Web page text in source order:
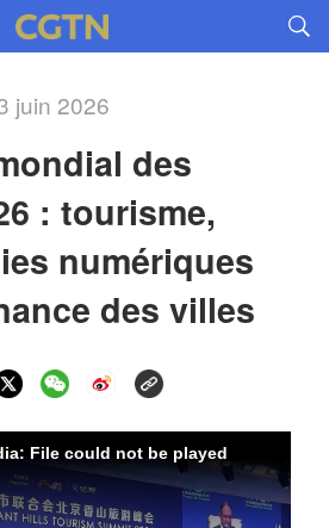
juin 2026
des
: tourisme,
numériques
des villes
File could not be played